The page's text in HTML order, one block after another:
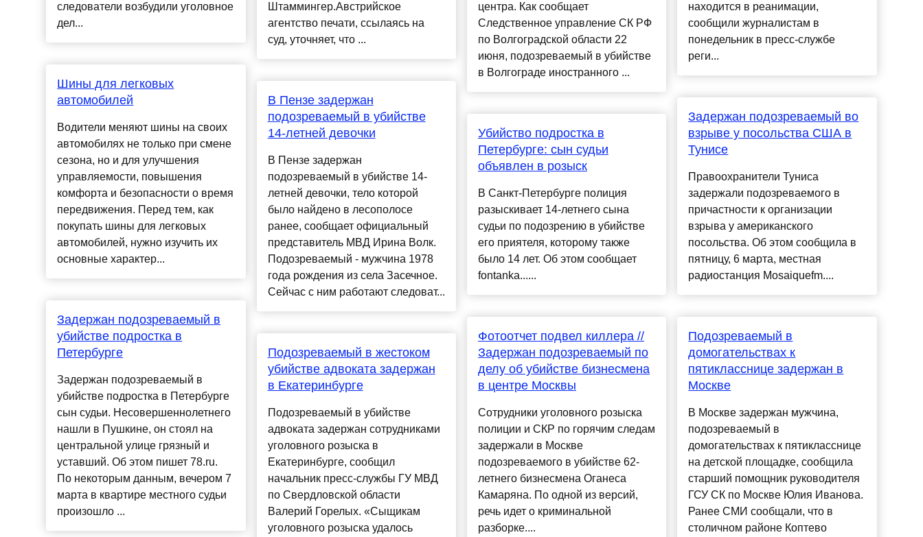
следователи возбудили уголовное
дел...
Шины для легковых
автомобилей
Водители меняют шины на своих
автомобилях не только при смене
сезона, но и для улучшения
управляемости, повышения
комфорта и безопасности о время
передвижения. Перед тем, как
покупать шины для легковых
автомобилей, нужно изучить их
основные характер...
Задержан подозреваемый в
убийстве подростка в
Петербурге
Задержан подозреваемый в
убийстве подростка в Петербурге
сын судьи. Несовершеннолетнего
нашли в Пушкине, он стоял на
центральной улице грязный и
уставший. Об этом пишет 78.ru.
По некоторым данным, вечером 7
марта в квартире местного судьи
произошло ...
Штаммингер.Австрийское
агентство печати, ссылаясь на
суд, уточняет, что ...
В Пензе задержан
подозреваемый в убийстве
14-летней девочки
В Пензе задержан
подозреваемый в убийстве 14-
летней девочки, тело которой
было найдено в лесополосе
ранее, сообщает официальный
представитель МВД Ирина Волк.
Подозреваемый - мужчина 1978
года рождения из села Засечное.
Сейчас с ним работают следоват...
Подозреваемый в жестоком
убийстве адвоката задержан
в Екатеринбурге
Подозреваемый в убийстве
адвоката задержан сотрудниками
уголовного розыска в
Екатеринбурге, сообщил
начальник пресс-службы ГУ МВД
по Свердловской области
Валерий Горелых. «Сыщикам
уголовного розыска удалось
центра. Как сообщает
Следственное управление СК РФ
по Волгоградской области 22
июня, подозреваемый в убийстве
в Волгограде иностранного ...
Убийство подростка в
Петербурге: сын судьи
объявлен в розыск
В Санкт-Петербурге полиция
разыскивает 14-летнего сына
судьи по подозрению в убийстве
его приятеля, которому также
было 14 лет. Об этом сообщает
fontanka......
Фотоотчет подвел киллера //
Задержан подозреваемый по
делу об убийстве бизнесмена
в центре Москвы
Сотрудники уголовного розыска
полиции и СКР по горячим следам
задержали в Москве
подозреваемого в убийстве 62-
летнего бизнесмена Оганеса
Камаряна. По одной из версий,
речь идет о криминальной
разборке....
находится в реанимации,
сообщили журналистам в
понедельник в пресс-службе
реги...
Задержан подозреваемый во
взрыве у посольства США в
Тунисе
Правоохранители Туниса
задержали подозреваемого в
причастности к организации
взрыва у американского
посольства. Об этом сообщила в
пятницу, 6 марта, местная
радиостанция Mosaiquefm....
Подозреваемый в
домогательствах к
пятикласснице задержан в
Москве
В Москве задержан мужчина,
подозреваемый в
домогательствах к пятикласснице
на детской площадке, сообщила
старший помощник руководителя
ГСУ СК по Москве Юлия Иванова.
Ранее СМИ сообщали, что в
столичном районе Коптево